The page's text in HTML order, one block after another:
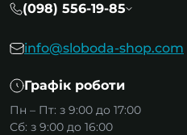
(098) 556-19-85
info@sloboda-shop.com
Графік роботи
Пн – Пт: з 9:00 до 17:00
Сб: з 9:00 до 16:00